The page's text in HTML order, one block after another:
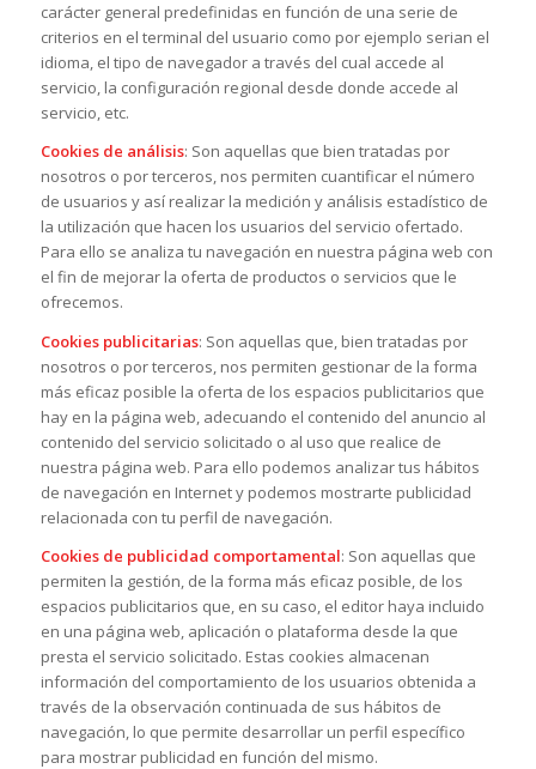
carácter general predefinidas en función de una serie de
criterios en el terminal del usuario como por ejemplo serian el
idioma, el tipo de navegador a través del cual accede al
servicio, la configuración regional desde donde accede al
servicio, etc.
Cookies de análisis: Son aquellas que bien tratadas por
nosotros o por terceros, nos permiten cuantificar el número
de usuarios y así realizar la medición y análisis estadístico de
la utilización que hacen los usuarios del servicio ofertado.
Para ello se analiza tu navegación en nuestra página web con
el fin de mejorar la oferta de productos o servicios que le
ofrecemos.
Cookies publicitarias: Son aquellas que, bien tratadas por
nosotros o por terceros, nos permiten gestionar de la forma
más eficaz posible la oferta de los espacios publicitarios que
hay en la página web, adecuando el contenido del anuncio al
contenido del servicio solicitado o al uso que realice de
nuestra página web. Para ello podemos analizar tus hábitos
de navegación en Internet y podemos mostrarte publicidad
relacionada con tu perfil de navegación.
Cookies de publicidad comportamental: Son aquellas que
permiten la gestión, de la forma más eficaz posible, de los
espacios publicitarios que, en su caso, el editor haya incluido
en una página web, aplicación o plataforma desde la que
presta el servicio solicitado. Estas cookies almacenan
información del comportamiento de los usuarios obtenida a
través de la observación continuada de sus hábitos de
navegación, lo que permite desarrollar un perfil específico
para mostrar publicidad en función del mismo.